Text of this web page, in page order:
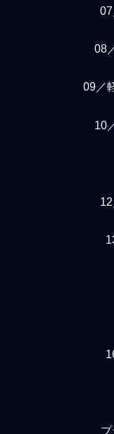
08
09／
10